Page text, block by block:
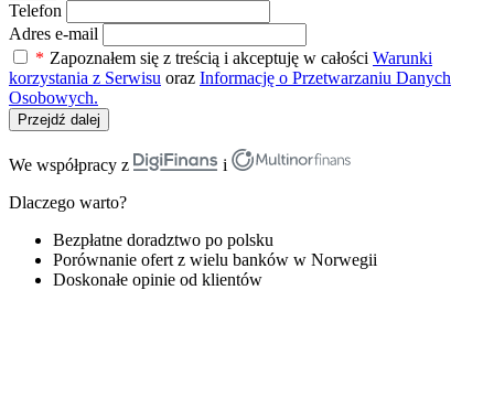
Telefon
Adres e-mail
* Zapoznałem się z treścią i akceptuję w całości Warunki
korzystania z Serwisu oraz Informację o Przetwarzaniu Danych
Osobowych.
Przejdź dalej
We współpracy z
i
Dlaczego warto?
Bezpłatne doradztwo po polsku
Porównanie ofert z wielu banków w Norwegii
Doskonałe opinie od klientów